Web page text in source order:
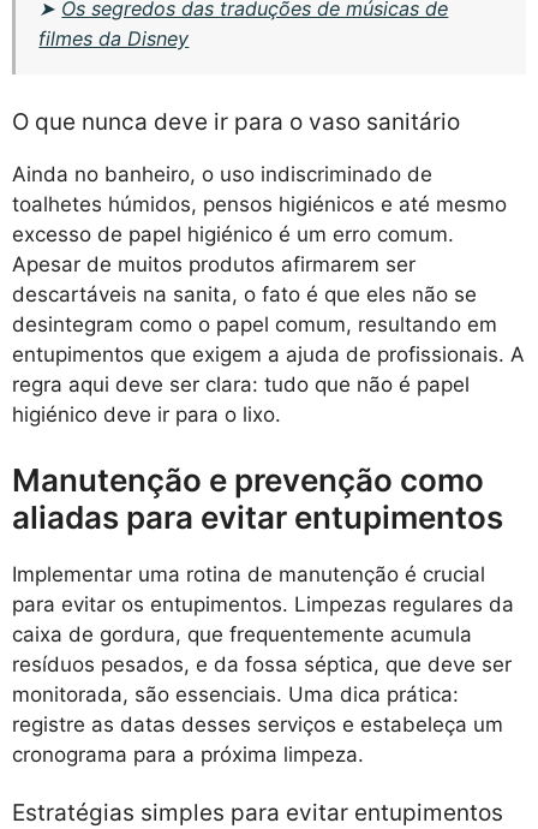
➤ Os segredos das traduções de músicas de
filmes da Disney
O que nunca deve ir para o vaso sanitário
Ainda no banheiro, o uso indiscriminado de
toalhetes húmidos, pensos higiénicos e até mesmo
excesso de papel higiénico é um erro comum.
Apesar de muitos produtos afirmarem ser
descartáveis na sanita, o fato é que eles não se
desintegram como o papel comum, resultando em
entupimentos que exigem a ajuda de profissionais. A
regra aqui deve ser clara: tudo que não é papel
higiénico deve ir para o lixo.
Manutenção e prevenção como
aliadas para evitar entupimentos
Implementar uma rotina de manutenção é crucial
para evitar os entupimentos. Limpezas regulares da
caixa de gordura, que frequentemente acumula
resíduos pesados, e da fossa séptica, que deve ser
monitorada, são essenciais. Uma dica prática:
registre as datas desses serviços e estabeleça um
cronograma para a próxima limpeza.
Estratégias simples para evitar entupimentos